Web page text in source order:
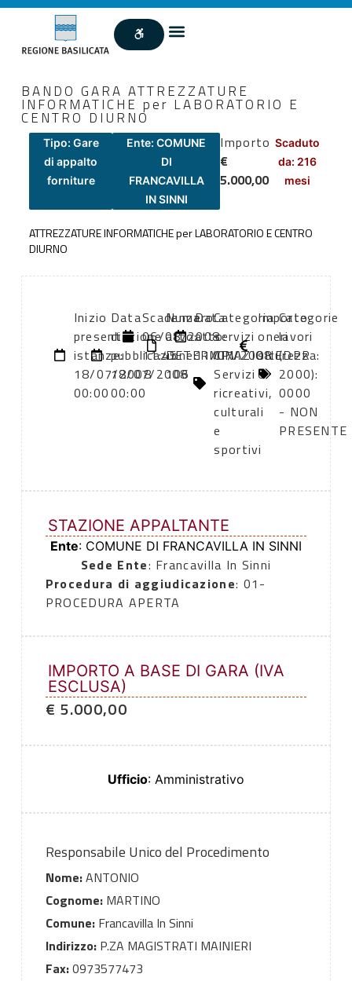
BANDO GARA ATTREZZATURE
INFORMATICHE per LABORATORIO E
CENTRO DIURNO
Tipo: Gare
di appalto
forniture
Ente: COMUNE
DI
FRANCAVILLA
IN SINNI
Importo
€
5.000,00
Scaduto
da: 216
mesi
ATTREZZATURE INFORMATICHE per LABORATORIO E CENTRO
DIURNO
Inizio
presentazione
istanze:
18/07/2008
00:00
Data
di
pubblicazione:
18/07/2008
00:00
Scadenza:
06/08/2008
11:45
Numero
atto:
DETERMINAZIONE
106
Data
atto:
11/07/2008
Categoria
servizi
CPV:
Servizi
ricreativi,
culturali
e
sportivi
Importo
oneri
sicurezza:
0
Categorie
lavori
(DPR
2000):
0000
- NON
PRESENTE
STAZIONE APPALTANTE
Ente: COMUNE DI FRANCAVILLA IN SINNI
Sede Ente: Francavilla In Sinni
Procedura di aggiudicazione: 01-
PROCEDURA APERTA
IMPORTO A BASE DI GARA (IVA
ESCLUSA)
€ 5.000,00
Ufficio: Amministrativo
Responsabile Unico del Procedimento
Nome:ANTONIO
Cognome:MARTINO
Comune:Francavilla In Sinni
Indirizzo:P.ZA MAGISTRATI MAINIERI
Fax:0973577473